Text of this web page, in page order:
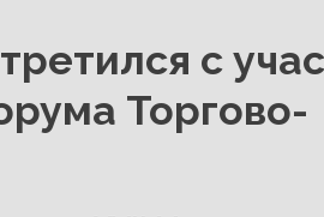
с
Торгово-